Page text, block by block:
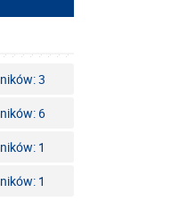
3
6
1
1